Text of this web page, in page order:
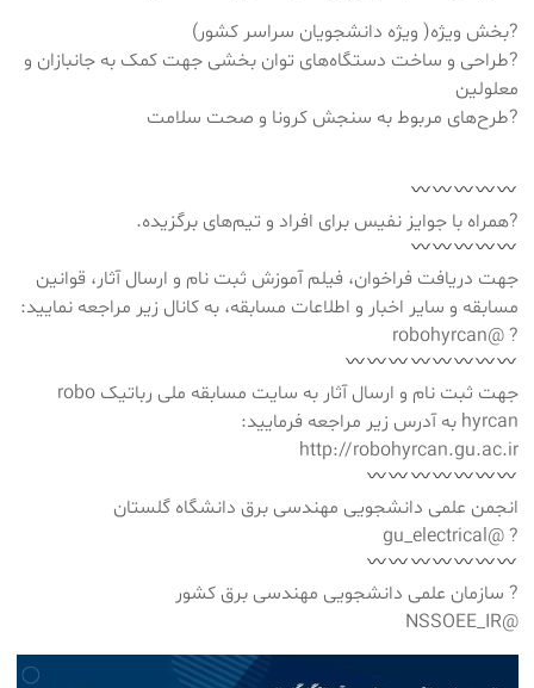
?بخش ویژه( ویژه دانشجویان سراسر کشور)
?طراحی و ساخت دستگاه‌های توان بخشی جهت کمک به جانبازان و
معلولین
?طرح‌های مربوط به سنجش کرونا و صحت سلامت
?همراه با جوایز نفیس برای افراد و تیم‌های برگزیده.
جهت دریافت فراخوان، فیلم آموزش ثبت نام و ارسال آثار، قوانین
مسابقه و سایر اخبار و اطلاعات مسابقه، به کانال زیر مراجعه نمایید:
? @robohyrcan
جهت ثبت نام و ارسال آثار به سایت مسابقه ملی رباتیک robo
hyrcan به آدرس زیر مراجعه فرمایید:
http://robohyrcan.gu.ac.ir
انجمن علمی دانشجویی مهندسی برق دانشگاه گلستان
? @gu_electrical
? سازمان علمی دانشجویی مهندسی برق کشور
@NSSOEE_IR